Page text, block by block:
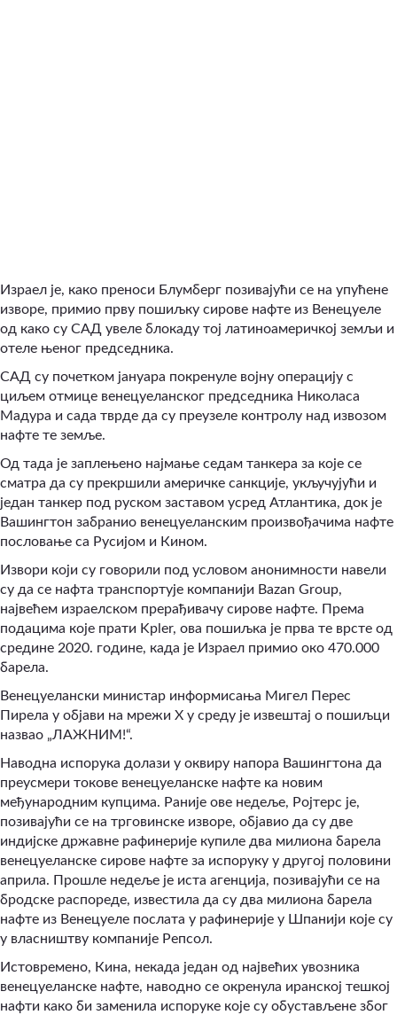
Израел је, како преноси Блумберг позивајући се на упућене
изворе, примио прву пошиљку сирове нафте из Венецуеле
од како су САД увеле блокаду тој латиноамеричкој земљи и
отеле њеног председника.
САД су почетком јануара покренуле војну операцију с
циљем отмице венецуеланског председника Николаса
Мадура и сада тврде да су преузеле контролу над извозом
нафте те земље.
Од тада је заплењено најмање седам танкера за које се
сматра да су прекршили америчке санкције, укључујући и
један танкер под руском заставом усред Атлантика, док је
Вашингтон забранио венецуеланским произвођачима нафте
пословање са Русијом и Кином.
Извори који су говорили под условом анонимности навели
су да се нафта транспортује компанији Bazan Group,
највећем израелском прерађивачу сирове нафте. Према
подацима које прати Kpler, ова пошиљка је прва те врсте од
средине 2020. године, када је Израел примио око 470.000
барела.
Венецуелански министар информисања Мигел Перес
Пирела у објави на мрежи X у среду је извештај о пошиљци
назвао „ЛАЖНИМ!“.
Наводна испорука долази у оквиру напора Вашингтона да
преусмери токове венецуеланске нафте ка новим
међународним купцима. Раније ове недеље, Ројтерс је,
позивајући се на трговинске изворе, објавио да су две
индијске државне рафинерије купиле два милиона барела
венецуеланске сирове нафте за испоруку у другој половини
априла. Прошле недеље је иста агенција, позивајући се на
бродске распореде, известила да су два милиона барела
нафте из Венецуеле послата у рафинерије у Шпанији које су
у власништву компаније Репсол.
Истовремено, Кина, некада један од највећих увозника
венецуеланске нафте, наводно се окренула иранској тешкој
нафти како би заменила испоруке које су обустављене због